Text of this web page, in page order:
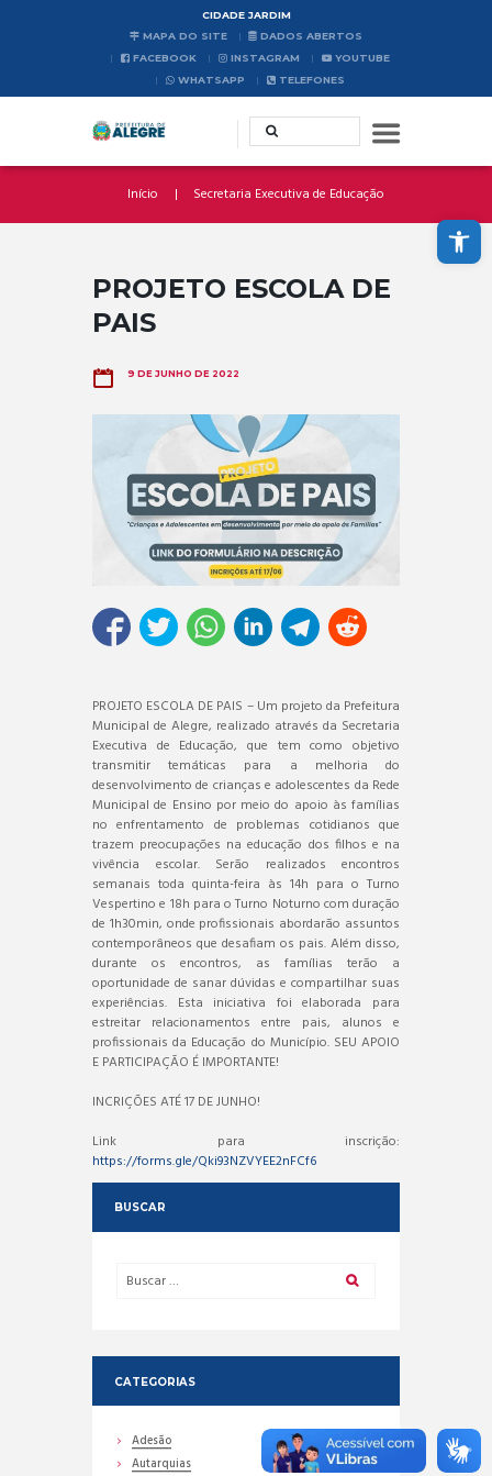
Abrir a barra de ferramentas
CIDADE JARDIM
MAPA DO SITE
DADOS ABERTOS
FACEBOOK
INSTAGRAM
YOUTUBE
WHATSAPP
TELEFONES
Início Secretaria Executiva de Educação
PROJETO ESCOLA DE
PAIS
9 DE JUNHO DE 2022
PROJETO ESCOLA DE PAIS – Um projeto da Prefeitura
Municipal de Alegre, realizado através da Secretaria
Executiva de Educação, que tem como objetivo
transmitir temáticas para a melhoria do
desenvolvimento de crianças e adolescentes da Rede
Municipal de Ensino por meio do apoio às famílias
no enfrentamento de problemas cotidianos que
trazem preocupações na educação dos filhos e na
vivência escolar. Serão realizados encontros
semanais toda quinta-feira às 14h para o Turno
Vespertino e 18h para o Turno Noturno com duração
de 1h30min, onde profissionais abordarão assuntos
contemporâneos que desafiam os pais. Além disso,
durante os encontros, as famílias terão a
oportunidade de sanar dúvidas e compartilhar suas
experiências. Esta iniciativa foi elaborada para
estreitar relacionamentos entre pais, alunos e
profissionais da Educação do Município. SEU APOIO
E PARTICIPAÇÃO É IMPORTANTE!
INCRIÇÕES ATÉ 17 DE JUNHO!
Link para inscrição:
https://forms.gle/Qki93NZVYEE2nFCf6
BUSCAR
CATEGORIAS
Adesão
Autarquias